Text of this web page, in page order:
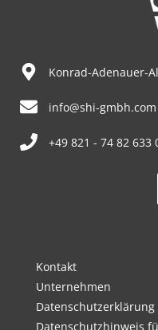
Konrad-Adenauer-
info@shi-gmbh.com
+49 821 - 74 82 633
Kontakt
Unternehmen
Datenschutzerklärung
Datenschutzhinweis